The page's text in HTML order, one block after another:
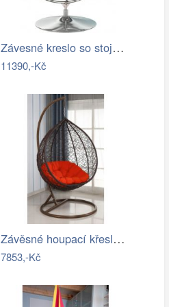
Závesné kreslo so stojanom,…
11390,-Kč
Závěsné houpací křeslo - AX
7853,-Kč